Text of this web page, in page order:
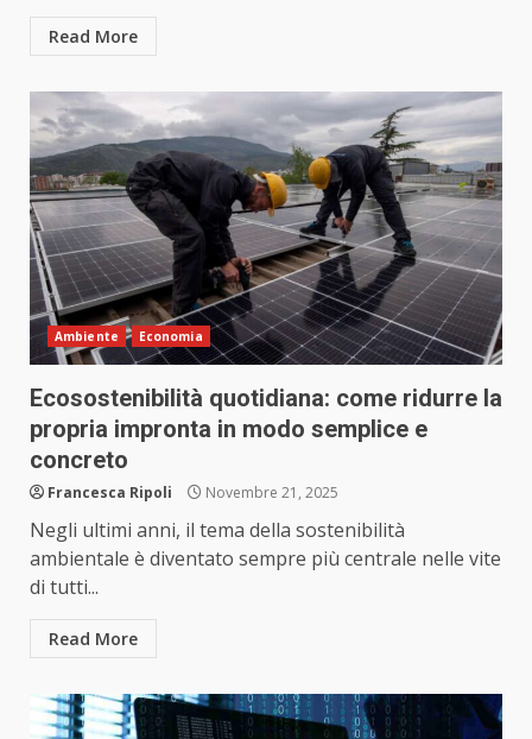
Read More
Ambiente Economia
Ecosostenibilità quotidiana: come ridurre la
propria impronta in modo semplice e
concreto
Francesca Ripoli Novembre 21, 2025
Negli ultimi anni, il tema della sostenibilità
ambientale è diventato sempre più centrale nelle vite
di tutti...
Read More